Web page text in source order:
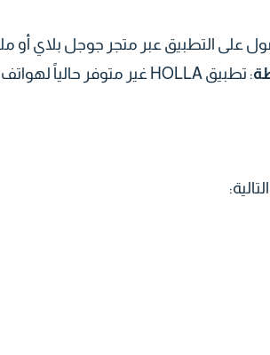
على التطبيق عبر متجر جوجل بلاي أو
: تطبيق HOLLA غير متوفر حالياً لهواتف